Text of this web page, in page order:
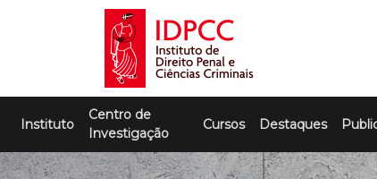
IDPCC
Instituto de Direito Penal e Ciências
Criminais
Instituto
Centro de
Investigação
Cursos Destaques